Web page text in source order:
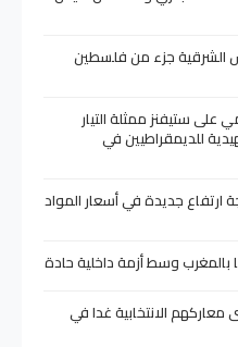
الشرقية جزء من فلسطين
على ستيفنز ممثلة التيار
للديمقراطيين في
ارتفاع جديدة في أسعار المواد
بالمغرب وسط أزمة داخلية حادة
الانتخابية غدا في